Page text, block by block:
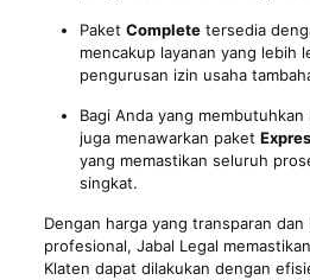
Paket Completetersedia
mencakup layanan yang lebih
pengurusan izin usaha
Bagi Anda yang
juga menawarkan paket
yang memastikan seluruh
singkat.
Dengan harga yang transparan dan
profesional, Jabal Legal
Klaten dapat dilakukan dengan